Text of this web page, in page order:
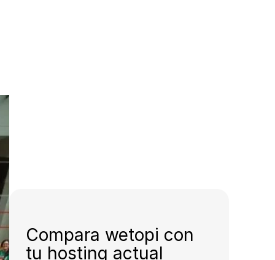
Compara wetopi con
tu hosting actual